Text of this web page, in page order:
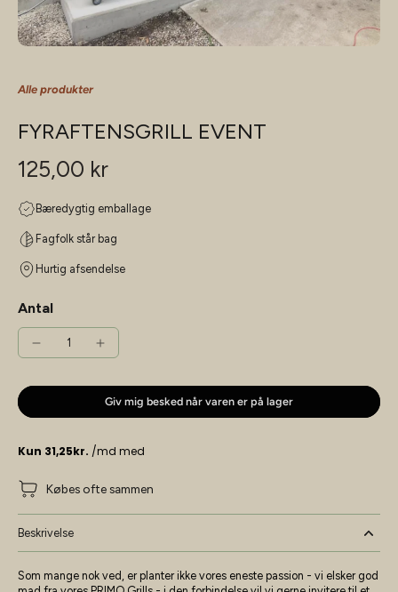
Alle produkter
FYRAFTENSGRILL EVENT
125,00 kr
Bæredygtig emballage
Fagfolk står bag
Hurtig afsendelse
Antal
Giv mig besked når varen er på lager
Købes ofte sammen
Beskrivelse
Som mange nok ved, er planter ikke vores eneste passion - vi elsker god